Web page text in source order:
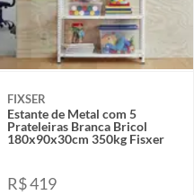
FIXSER
Estante de Metal com 5
Prateleiras Branca Bricol
180x90x30cm 350kg Fisxer
R$ 419